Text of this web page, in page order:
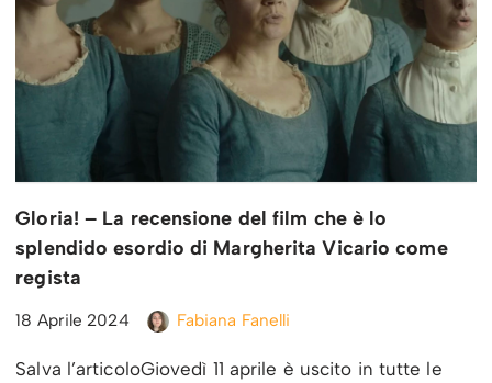
Gloria! – La recensione del film che è lo
splendido esordio di Margherita Vicario come
regista
18 Aprile 2024 Fabiana Fanelli
Salva l’articoloGiovedì 11 aprile è uscito in tutte le